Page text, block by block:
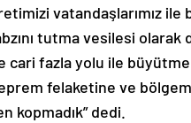
vatandaşlarımız ile
tutma vesilesi olarak
fazla yolu ile
felaketine ve
kopmadık” dedi.